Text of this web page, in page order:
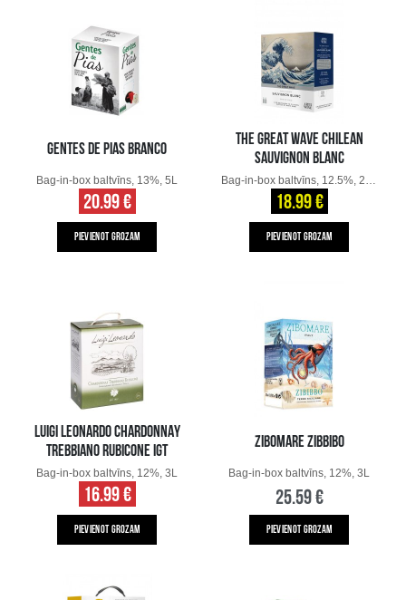
GENTES DE PIAS BRANCO
Bag-in-box baltvīns, 13%, 5L
20.99 €
PIEVIENOT GROZAM
THE GREAT WAVE CHILEAN
SAUVIGNON BLANC
Bag-in-box baltvīns, 12.5%, 2.25L
18.99 €
PIEVIENOT GROZAM
LUIGI LEONARDO CHARDONNAY
TREBBIANO RUBICONE IGT
Bag-in-box baltvīns, 12%, 3L
16.99 €
PIEVIENOT GROZAM
ZIBOMARE ZIBBIBO
Bag-in-box baltvīns, 12%, 3L
25.59 €
PIEVIENOT GROZAM